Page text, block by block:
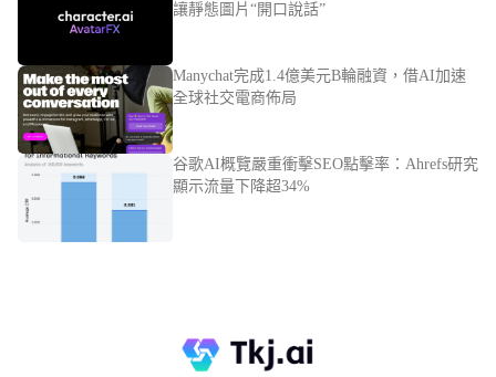
讓靜態圖片“開口說話”
Manychat完成1.4億美元B輪融資，借AI加速
全球社交電商佈局
谷歌AI概覽嚴重衝擊SEO點擊率：Ahrefs研究
顯示流量下降超34%